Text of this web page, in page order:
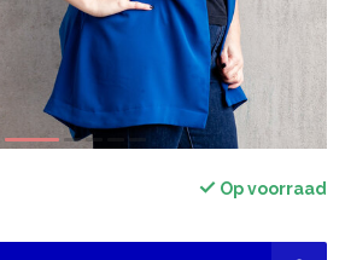
Op voorraad